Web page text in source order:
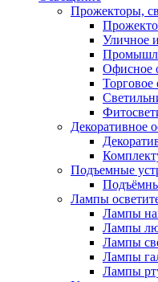
Прожекторы,
Уличное
Офисное
Торговое
Декоративное
Подъемные
Лампы
Лампы
Лампы
Лампы
Лампы
Лампы